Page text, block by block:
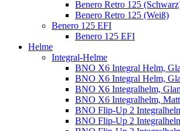
Benero Retro 125
Benero Retro 125 (Weiß)
Benero 125 EFI
Benero 125 EFI
Helme
Integral-Helme
BNO X6 Integral Helm,
BNO X6 Integral Helm,
BNO X6 Integralhelm,
BNO X6 Integralhelm,
BNO Flip-Up 2
BNO Flip-Up 2